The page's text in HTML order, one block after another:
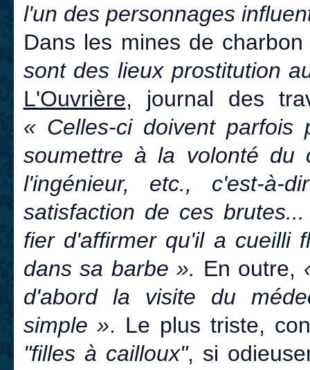
l'un des personnages
Dans les mines de
sont des lieux prostitution
L'Ouvrière, journal des
« Celles-ci doivent parfois
soumettre à la volonté du
l'ingénieur, etc., c'est-
satisfaction de ces
fier d'affirmer qu'il a cueilli
dans sa barbe ». En outre,
d'abord la visite du
simple ». Le plus triste,
"filles à cailloux", si